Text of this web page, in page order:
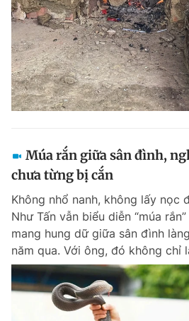
Đọc Thanh Niên trên điện thoại
Hotline
Đặt báo Quảng cáo RSS
Tổng biên tập: Nguyễn Ngọc Toàn
Phó tổng biên tập thường trực: Hải
Phó tổng biên tập: Lâm Hiếu Dũng
Phó tổng biên tập: Trần Việt Hưng
Tổng thư ký tòa soạn: Đức Trung
Múa rắn giữa sân đình,
chưa từng bị cắn
Không nhổ nanh, không lấy nọc
Như Tấn vẫn biểu diễn “múa
mang hung dữ giữa sân đình
năm qua. Với ông, đó không chỉ